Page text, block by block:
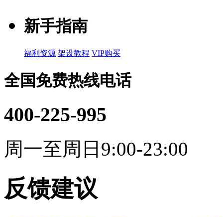
新手指南
福利资源 架设教程 VIP购买
全国免费热线电话
400-225-995
周一至周日9:00-23:00
反馈建议